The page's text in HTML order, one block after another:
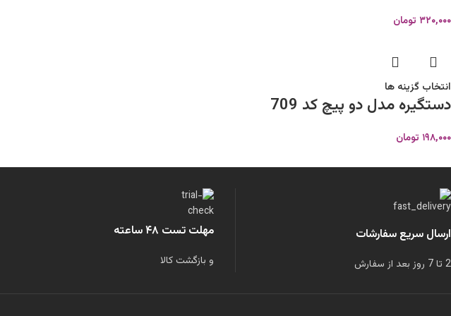
۳۲۰,۰۰۰ تومان
انتخاب گزینه ها
دستگیره مدل دو پیچ کد 709
۱۹۸,۰۰۰ تومان
ارسال سریع سفارشات
2 تا 7 روز بعد از سفارش
مهلت تست ۴۸ ساعته
و بازگشت کالا